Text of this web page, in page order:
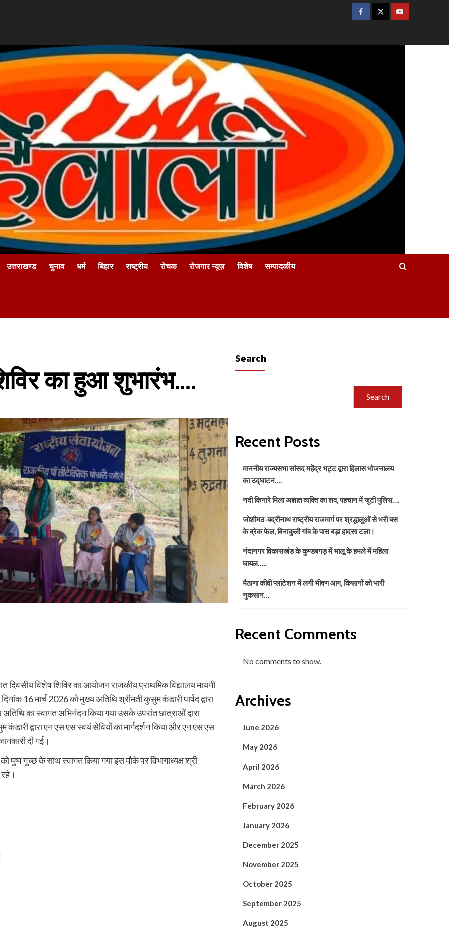
उत्तराखण्ड चुनाव धर्म बिहार राष्ट्रीय रोचक रोजगार न्यूज़ विशेष सम्पादकीय
का हुआ शुभारंभ….
दिवसीय विशेष शिविर का आयोजन राजकीय प्राथमिक विद्यालय मायनी
16 मार्च 2026 को मुख्य अतिथि श्रीमती कुसुम कंडारी पार्षद द्वारा
का स्वागत अभिनंदन किया गया उसके उपरांत छात्राओं द्वारा
द्वारा एन एस एस स्वयं सेवियों का मार्गदर्शन किया और एन एस एस
दी गई।
पुष्प गुच्छ के साथ स्वागत किया गया इस मौके पर विभागाध्यक्ष श्री
Search
Search
Recent Posts
माननीय राज्यसभा सांसद महेंद्र भट्ट द्वारा हिलास भोजनालय
का उद्घाटन….
नदी किनारे मिला अज्ञात व्यक्ति का शव, पहचान में जुटी पुलिस….
जोशीमठ-बद्रीनाथ राष्ट्रीय राजमार्ग पर श्रद्धालुओं से भरी बस
के ब्रेक फेल, बिनाकुली गांव के पास बड़ा हादसा टला।
नंदानगर विकासखंड के कुण्डबगड़ में भालू के हमले में महिला
घायल…..
मैठाणा कीवी प्लांटेशन में लगी भीषण आग, किसानों को भारी
नुकसान…
Recent Comments
No comments to show.
Archives
June 2026
May 2026
April 2026
March 2026
February 2026
January 2026
December 2025
November 2025
October 2025
September 2025
August 2025